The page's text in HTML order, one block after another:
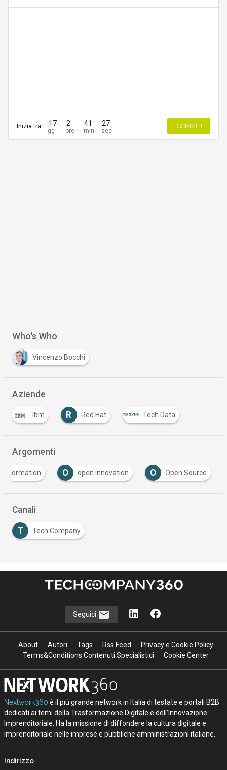
Inizia tra 17 2 41 27 ISCRIVITI
Who's Who
Vincenzo Bocchi
Aziende
Ibm R Red Hat Tech Data
Argomenti
O open innovation O Open Source
Canali
T Tech Company
Seguici
About Autori Tags Rss Feed
Privacy e Cookie Policy
Terms&Conditions Contenuti Specialistici
Cookie Center
Nextwork360 è il più grande network in Italia di testate e portali B2B
dedicati ai temi della Trasformazione Digitale e dell’Innovazione
Imprenditoriale. Ha la missione di diffondere la cultura digitale e
imprenditoriale nelle imprese e pubbliche amministrazioni italiane.
Indirizzo